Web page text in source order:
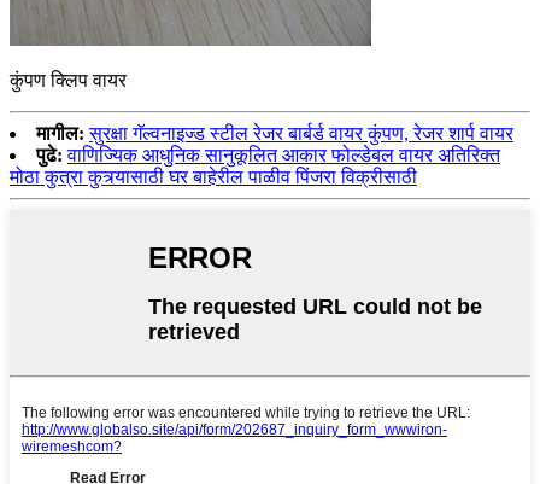
कुंपण क्लिप वायर
मागील: सुरक्षा गॅल्वनाइज्ड स्टील रेजर बार्बर्ड वायर कुंपण, रेजर शार्प वायर
पुढे: वाणिज्यिक आधुनिक सानुकूलित आकार फोल्डेबल वायर अतिरिक्त
मोठा कुत्रा कुत्र्यासाठी घर बाहेरील पाळीव पिंजरा विक्रीसाठी